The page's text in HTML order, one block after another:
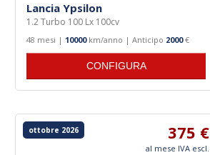
Lancia Ypsilon
1.2 Turbo 100 Lx 100cv
48 mesi | 10000km/anno | Anticipo 2000€
CONFIGURA
ottobre 2026 375 €
al mese IVA escl.